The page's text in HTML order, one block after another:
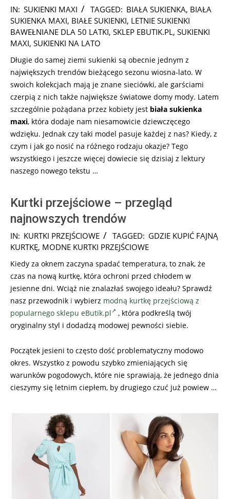
2026-
07-
27
IN: SUKIENKI MAXI TAGGED: BIAŁA SUKIENKA, BIAŁA
SUKIENKA MAXI, BIAŁE SUKIENKI, LETNIE SUKIENKI
BAWEŁNIANE DLA 50 LATKI, SKLEP EBUTIK.PL, SUKIENKI
MAXI, SUKIENKI NA LATO
Długie do samej ziemi sukienki są obecnie jednym z
największych trendów bieżącego sezonu wiosna-lato. W
swoich kolekcjach mają je znane sieciówki, ale garściami
czerpią z nich także największe światowe domy mody. Latem
szczególnie pożądana przez kobiety jest biała sukienka
maxi, która dodaje nam niesamowicie dziewczęcego
wdzięku. Jednak czy taki model pasuje każdej z nas? Kiedy, z
czym i jak go nosić na różnego rodzaju okazje? Tego
wszystkiego i jeszcze więcej dowiecie się dzisiaj z lektury
naszego nowego tekstu …
Kurtki przejściowe – przegląd
najnowszych trendów
2026-
07-
IN: KURTKI PRZEJŚCIOWE TAGGED: GDZIE KUPIĆ FAJNĄ
KURTKĘ, MODNE KURTKI PRZEJŚCIOWE
Kiedy za oknem zaczyna spadać temperatura, to znak, że
czas na nową kurtkę, która ochroni przed chłodem w
jesienne dni. Wciąż nie znalazłaś swojego ideału? Sprawdź
nasz przewodnik i wybierz modną kurtkę przejściową z
popularnego sklepu eButik.pl
, która podkreślą twój
oryginalny styl i dodadzą modowej pewności siebie.
Początek jesieni to często dość problematyczny modowo
okres. Wszystko z powodu szybko zmieniających się
warunków pogodowych, które nie sprawiają, że jednego dnia
cieszymy się letnim ciepłem, by drugiego czuć już powiew …